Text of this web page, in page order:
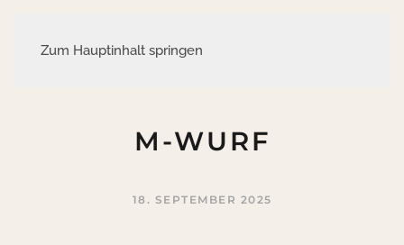
Zum Hauptinhalt springen
M-WURF
18. SEPTEMBER 2025